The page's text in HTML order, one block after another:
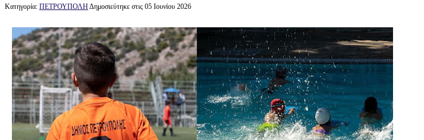
Κατηγορία: ΠΕΤΡΟΥΠΟΛΗΔημοσιεύτηκε στις 05 Ιουνίου 2026